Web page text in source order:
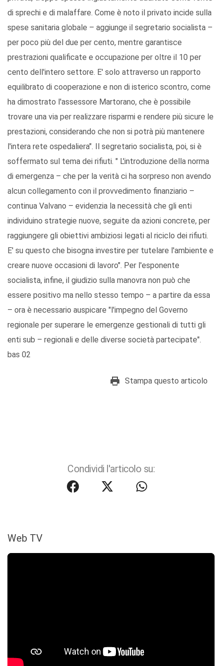
di sprechi e di malaffare. Come è noto il privato incide sulla
spese sanitaria globale – aggiunge il segretario socialista –
per poco più del due per cento, mentre garantisce
prestrazioni qualificate e occupazione per oltre il 10 per
cento dell'intero settore. E' solo attraverso un rapporto
equilibrato di cooperazione e non di isterico scontro, come
ha dimostrato l'assessore Martorano, che è possibile
trovare una via per realizzare risparmi e rendere più sicure le
prestazioni, considerando che non si potrà più mantenere
l'intera rete ospedaliera". Il segretario socialista, poi, si è
soffermato sul tema dei rifiuti. " L'introduzione della norma
di emergenza – che per la verità ci ha sorpreso non avendo
alcun collegamento con il provvedimento finanziario –
continua Valvano – evidenzia la necessità che gli enti
individuino strategie nuove, seguite da azioni concrete, per
raggiungere gli obiettivi ambiziosi legati al riciclo dei rifiuti.
E' su questo che bisogna investire per tutelare l'ambiente e
creare nuove occasioni di lavoro". Per l'esponente
socialista, infine, il giudizio sulla manovra non può che
essere positivo ma nello stesso tempo – a partire da essa
– ora è necessario auspicare "l'impegno del Governo
regionale per superare le emergenze gestionali di tutti gli
enti sub – regionali e delle diverse società partecipate".
bas 02
Stampa questo articolo
Condividi l'articolo su:
Web TV